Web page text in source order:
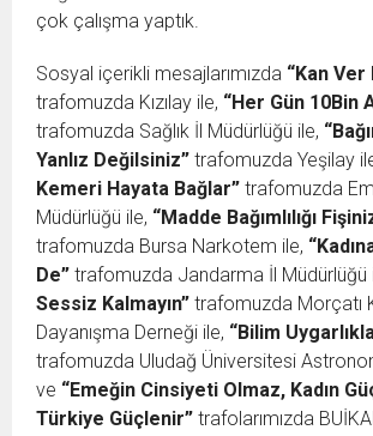
çok çalışma yaptık.
Sosyal içerikli mesajlarımızda “Kan Ver
trafomuzda Kızılay ile, “Her Gün 10Bin
trafomuzda Sağlık İl Müdürlüğü ile,
Yanlız Değilsiniz” trafomuzda Yeşilay
Kemeri Hayata Bağlar” trafomuzda
Müdürlüğü ile, “Madde Bağımlılığı
trafomuzda Bursa Narkotem ile,
De” trafomuzda Jandarma İl Müdürlüğü
Sessiz Kalmayın” trafomuzda Morçatı
Dayanışma Derneği ile, “Bilim
trafomuzda Uludağ Üniversitesi
ve “Emeğin Cinsiyeti Olmaz, Kadın
Türkiye Güçlenir” trafolarımızda